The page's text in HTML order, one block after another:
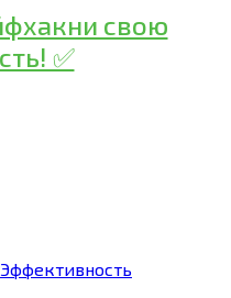
Эффективность